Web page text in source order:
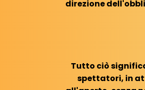
direzione
Tutto ciò
spettatori, in